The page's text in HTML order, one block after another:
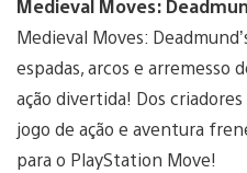
Medieval Moves:
Medieval Moves:
espadas, arcos e arremesso
ação divertida! Dos
jogo de ação e aventura
para o PlayStation Move!